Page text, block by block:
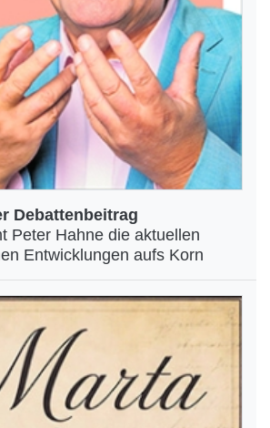
Debattenbeitrag
Peter Hahne die aktuellen
Entwicklungen aufs Korn